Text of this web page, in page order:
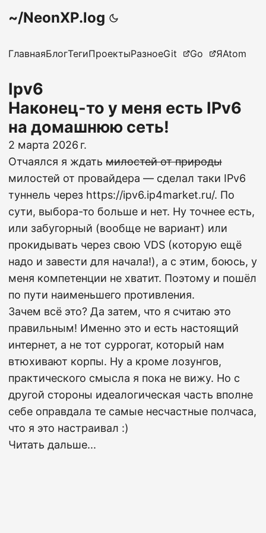
~/NeonXP.log
ГлавнаяБлогТегиПроектыРазноеGit Go ЯAtom
Ipv6
Наконец-то у меня есть IPv6
на домашнюю сеть!
2 марта 2026 г.
Отчаялся я ждать милостей от природы
милостей от провайдера — сделал таки IPv6
туннель через https://ipv6.ip4market.ru/. По
сути, выбора-то больше и нет. Ну точнее есть,
или забугорный (вообще не вариант) или
прокидывать через свою VDS (которую ещё
надо и завести для начала!), а с этим, боюсь, у
меня компетенции не хватит. Поэтому и пошёл
по пути наименьшего противления.
Зачем всё это? Да затем, что я считаю это
правильным! Именно это и есть настоящий
интернет, а не тот суррогат, который нам
втюхивают корпы. Ну а кроме лозунгов,
практического смысла я пока не вижу. Но с
другой стороны идеалогическая часть вполне
себе оправдала те самые несчастные полчаса,
что я это настраивал :)
Читать дальше...